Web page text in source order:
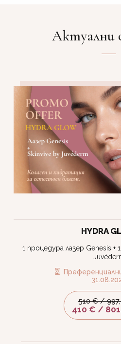
Актуални
HYDRA
1 процедура лазер Genesis +
510 € /
410 € /